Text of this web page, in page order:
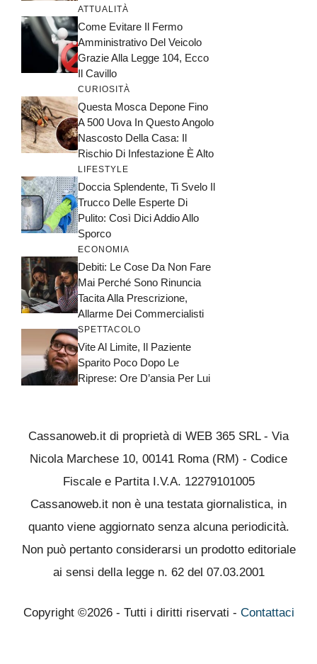
ATTUALITÀ
Come Evitare Il Fermo
Amministrativo Del Veicolo
Grazie Alla Legge 104, Ecco
Il Cavillo
CURIOSITÀ
Questa Mosca Depone Fino
A 500 Uova In Questo Angolo
Nascosto Della Casa: Il
Rischio Di Infestazione È Alto
LIFESTYLE
Doccia Splendente, Ti Svelo Il
Trucco Delle Esperte Di
Pulito: Così Dici Addio Allo
Sporco
ECONOMIA
Debiti: Le Cose Da Non Fare
Mai Perché Sono Rinuncia
Tacita Alla Prescrizione,
Allarme Dei Commercialisti
SPETTACOLO
Vite Al Limite, Il Paziente
Sparito Poco Dopo Le
Riprese: Ore D’ansia Per Lui
Cassanoweb.it di proprietà di WEB 365 SRL - Via
Nicola Marchese 10, 00141 Roma (RM) - Codice
Fiscale e Partita I.V.A. 12279101005
Cassanoweb.it non è una testata giornalistica, in
quanto viene aggiornato senza alcuna periodicità.
Non può pertanto considerarsi un prodotto editoriale
ai sensi della legge n. 62 del 07.03.2001
Copyright ©2026 - Tutti i diritti riservati - Contattaci